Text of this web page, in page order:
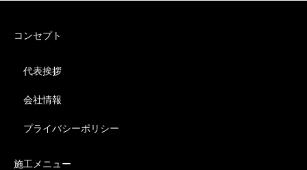
コンセプト
代表挨拶
会社情報
プライバシーポリシー
施工メニュー